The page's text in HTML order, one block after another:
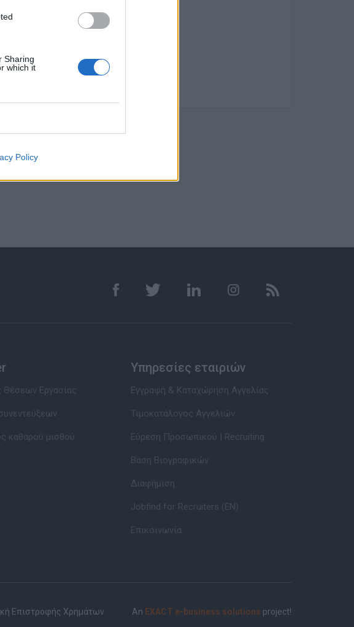
Sharing
which it
Policy
επιπλέον προσόν
Θέσεων Εργασίας
καθαρού μισθού
Υπηρεσίες εταιριών
Εγγραφή & Καταχώρηση Αγγελίας
Τιμοκατάλογος Αγγελιών
Εύρεση Προσωπικού | Recruiting
Βάση Βιογραφικών
Διαφήμιση
Jobfind for Recruiters (EN)
Επικοινωνία
Επιστροφής Χρημάτων An EXACT e-business solutions project!